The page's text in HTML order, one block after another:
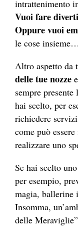
intrattenimento
Vuoi fare
Oppure vuoi
le cose insieme…
Altro aspetto da
delle tue nozze
sempre
hai scelto, per
richiedere
come può
realizzare uno
Se hai scelto
per esempio,
magia, ballerine
Insomma,
delle